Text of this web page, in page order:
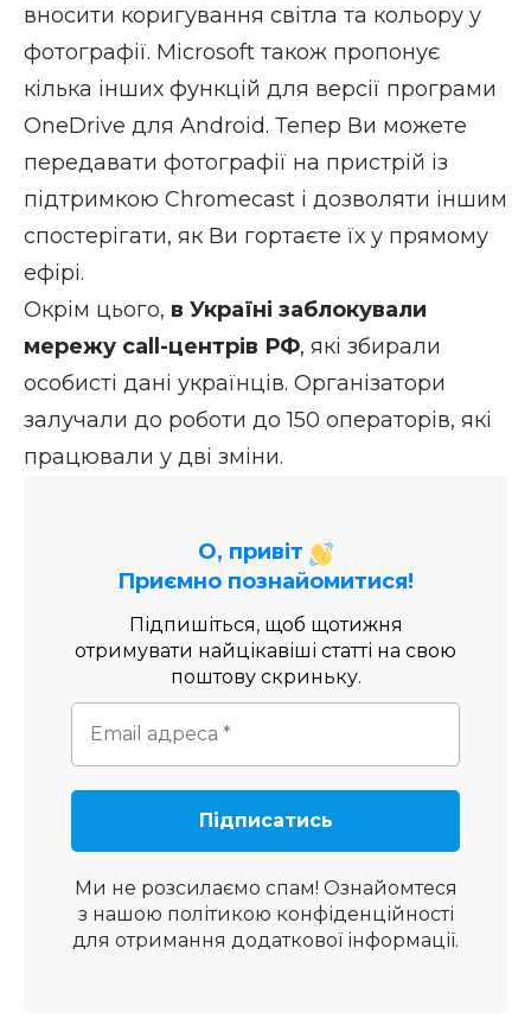
вносити коригування світла та кольору у
фотографії. Microsoft також пропонує
кілька інших функцій для версії програми
OneDrive для Android. Тепер Ви можете
передавати фотографії на пристрій із
підтримкою Chromecast і дозволяти іншим
спостерігати, як Ви гортаєте їх у прямому
ефірі.
Окрім цього, в Україні заблокували
мережу сall-центрів РФ, які збирали
особисті дані українців. Організатори
залучали до роботи до 150 операторів, які
працювали у дві зміни.
О, привіт
Приємно познайомитися!
Підпишіться, щоб щотижня
отримувати найцікавіші статті на свою
поштову скриньку.
Ми не розсилаємо спам! Ознайомтеся
з нашою політикою конфіденційності
для отримання додаткової інформації.